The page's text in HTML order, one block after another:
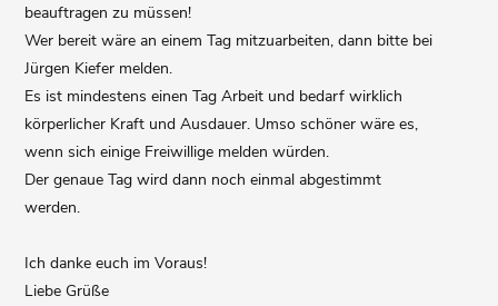
beauftragen zu müssen!
Wer bereit wäre an einem Tag mitzuarbeiten, dann bitte bei
Jürgen Kiefer melden.
Es ist mindestens einen Tag Arbeit und bedarf wirklich
körperlicher Kraft und Ausdauer. Umso schöner wäre es,
wenn sich einige Freiwillige melden würden.
Der genaue Tag wird dann noch einmal abgestimmt
werden.
Ich danke euch im Voraus!
Liebe Grüße